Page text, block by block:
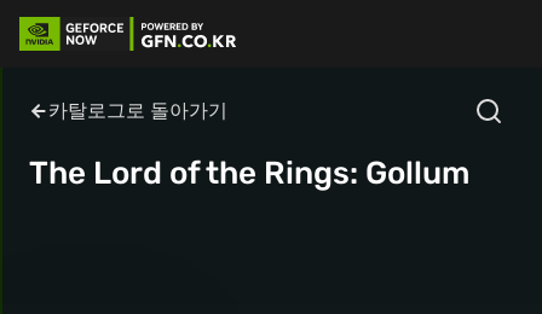
카탈로그로 돌아가기
The Lord of the Rings: Gollum